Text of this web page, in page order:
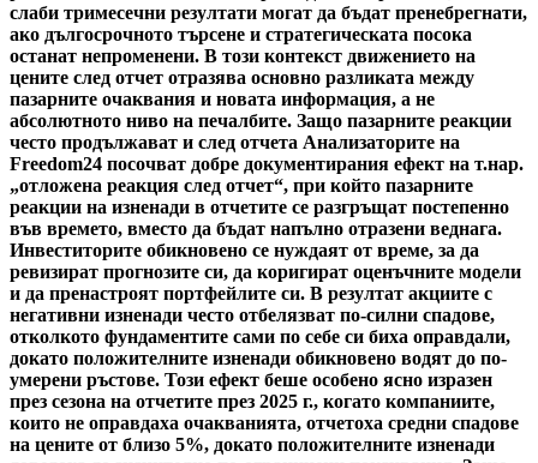
слаби тримесечни резултати могат да бъдат пренебрегнати,
ако дългосрочното търсене и стратегическата посока
останат непроменени. В този контекст движението на
цените след отчет отразява основно разликата между
пазарните очаквания и новата информация, а не
абсолютното ниво на печалбите. Защо пазарните реакции
често продължават и след отчета Анализаторите на
Freedom24 посочват добре документирания ефект на т.нар.
„отложена реакция след отчет“, при който пазарните
реакции на изненади в отчетите се разгръщат постепенно
във времето, вместо да бъдат напълно отразени веднага.
Инвеститорите обикновено се нуждаят от време, за да
ревизират прогнозите си, да коригират оценъчните модели
и да пренастроят портфейлите си. В резултат акциите с
негативни изненади често отбелязват по-силни спадове,
отколкото фундаментите сами по себе си биха оправдали,
докато положителните изненади обикновено водят до по-
умерени ръстове. Този ефект беше особено ясно изразен
през сезона на отчетите през 2025 г., когато компаниите,
които не оправдаха очакванията, отчетоха средни спадове
на цените от близо 5%, докато положителните изненади